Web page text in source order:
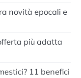
novità epocali e
più adatta
11 benefici